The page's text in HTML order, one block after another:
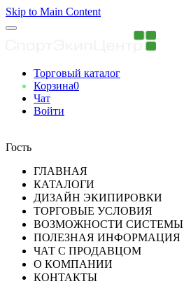
Skip to Main Content
Торговый каталог
Корзина0
Чат
Войти
Гость
ГЛАВНАЯ
КАТАЛОГИ
ДИЗАЙН ЭКИПИРОВКИ
ТОРГОВЫЕ УСЛОВИЯ
ВОЗМОЖНОСТИ СИСТЕМЫ
ПОЛЕЗНАЯ ИНФОРМАЦИЯ
ЧАТ С ПРОДАВЦОМ
О КОМПАНИИ
КОНТАКТЫ